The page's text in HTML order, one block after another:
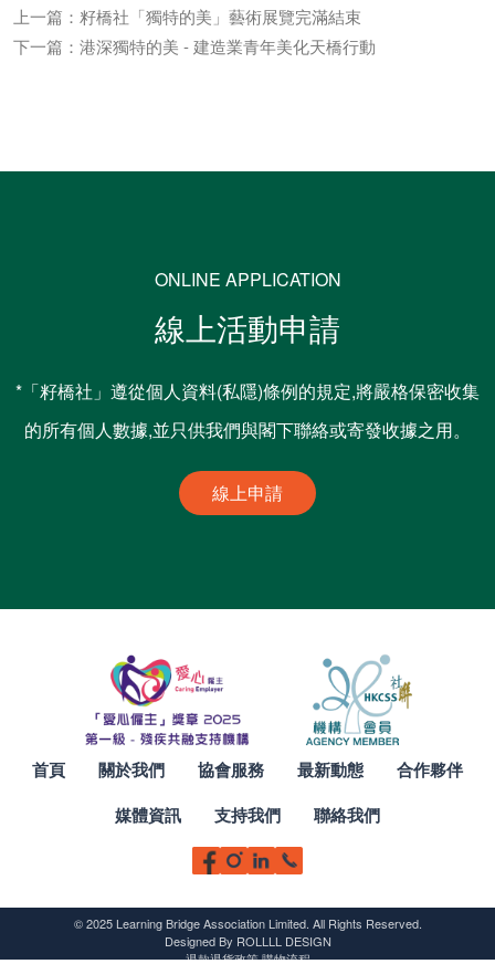
上一篇：籽橋社「獨特的美」藝術展覽完滿結束
下一篇：港深獨特的美 - 建造業青年美化天橋行動
ONLINE APPLICATION
線上活動申請
*「籽橋社」遵從個人資料(私隱)條例的規定,將嚴格保密收集
的所有個人數據,並只供我們與閣下聯絡或寄發收據之用。
線上申請
首頁 關於我們 協會服務 最新動態
合作夥伴
媒體資訊
支持我們 聯絡我們
© 2025 Learning Bridge Association Limited. All Rights Reserved.
Designed By ROLLLL DESIGN
退款退貨政策購物流程